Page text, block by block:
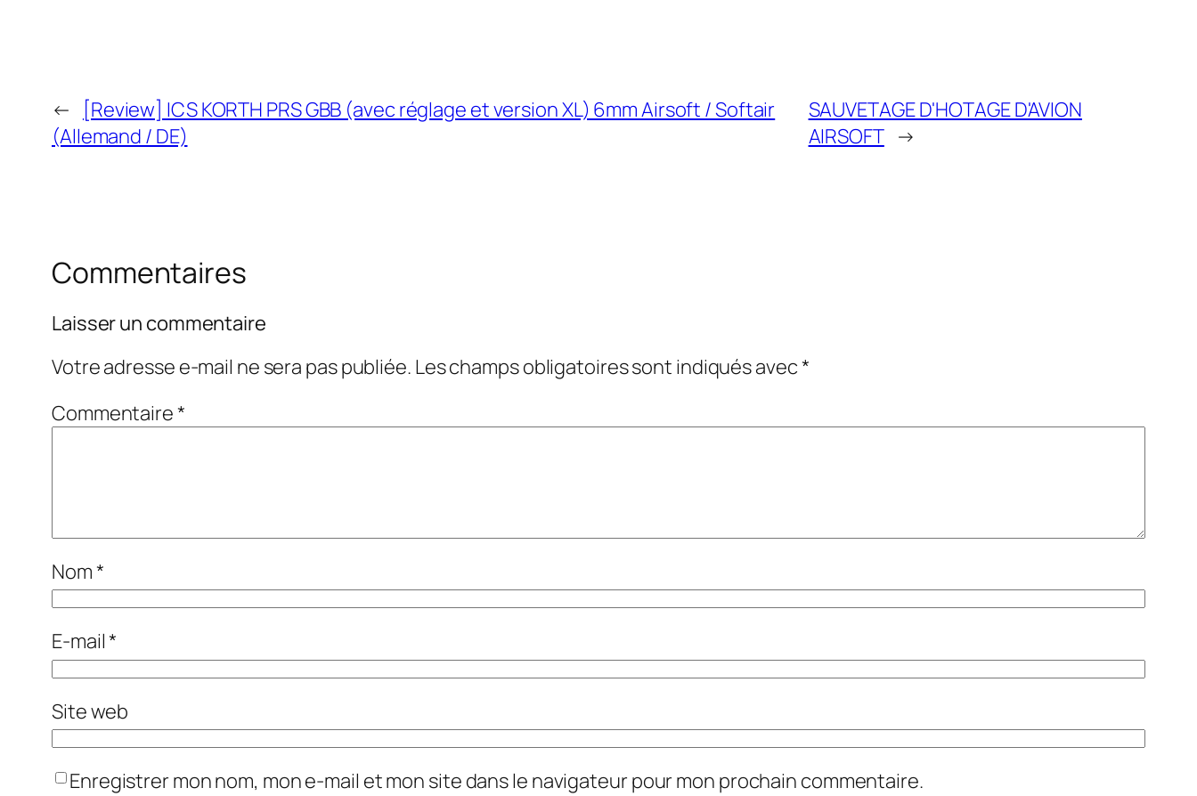
←
[Review] ICS KORTH PRS GBB (avec réglage et version XL) 6mm Airsoft / Softair
(Allemand / DE)
SAUVETAGE D'HOTAGE D'AVION
AIRSOFT →
Commentaires
Laisser un commentaire
Votre adresse e-mail ne sera pas publiée. Les champs obligatoires sont indiqués avec*
Commentaire*
Nom*
E-mail*
Site web
Enregistrer mon nom, mon e-mail et mon site dans le navigateur pour mon prochain commentaire.